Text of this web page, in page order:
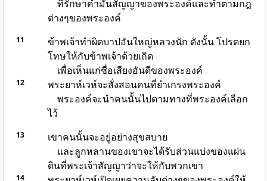
ที่รักษาคำมั่นสัญญาของพระองค์และทำตามกฎ
ต่างๆของพระองค์
11
ข้าพเจ้าทำผิดบาปอันใหญ่หลวงนัก ดังนั้น โปรดยก
โทษให้กับข้าพเจ้าด้วยเถิด
เพื่อเห็นแก่ชื่อเสียงอันดีของพระองค์
12
พระยาห์เวห์จะสั่งสอนคนที่ยำเกรงพระองค์
พระองค์จะนำคนนั้นไปตามทางที่พระองค์เลือก
ไว้
13
เขาคนนั้นจะอยู่อย่างสุขสบาย
และลูกหลานของเขาจะได้รับส่วนแบ่งของแผ่น
ดินที่พระเจ้าสัญญาว่าจะให้กับพวกเขา
14